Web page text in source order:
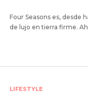
Four Seasons es, desde
de lujo en tierra firme.
LIFESTYLE